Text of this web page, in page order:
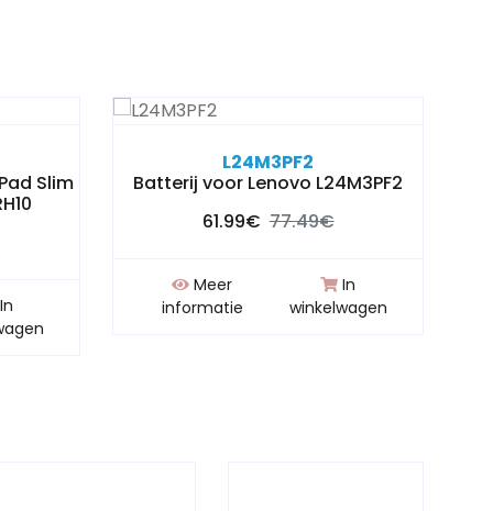
Slim
In
L24M3PF2
Batterij voor Lenovo L24M3PF2
61.99€ 77.49€
Meer
informatie
In
winkelwagen